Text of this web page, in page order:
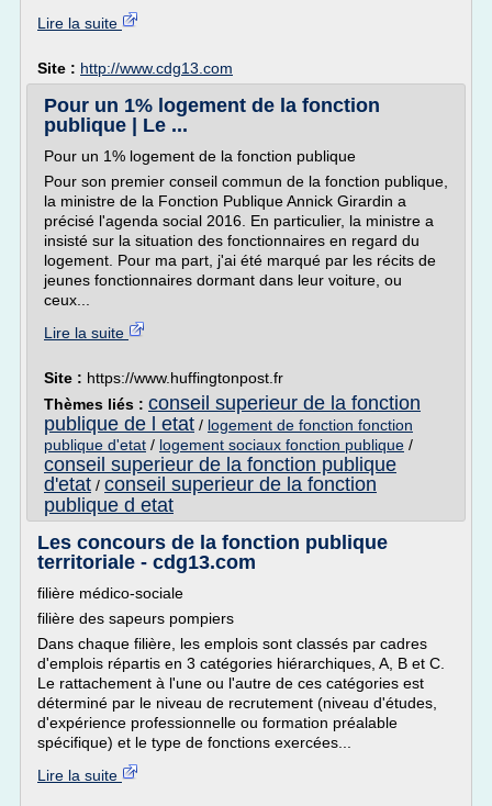
Lire la suite
Site : http://www.cdg13.com
Pour un 1% logement de la fonction
publique | Le ...
Pour un 1% logement de la fonction publique
Pour son premier conseil commun de la fonction publique,
la ministre de la Fonction Publique Annick Girardin a
précisé l'agenda social 2016. En particulier, la ministre a
insisté sur la situation des fonctionnaires en regard du
logement. Pour ma part, j'ai été marqué par les récits de
jeunes fonctionnaires dormant dans leur voiture, ou
ceux...
Lire la suite
Site : https://www.huffingtonpost.fr
Thèmes liés : conseil superieur de la fonction
publique de l etat / logement de fonction fonction
publique d'etat / logement sociaux fonction publique /
conseil superieur de la fonction publique
d'etat / conseil superieur de la fonction
publique d etat
Les concours de la fonction publique
territoriale - cdg13.com
filière médico-sociale
filière des sapeurs pompiers
Dans chaque filière, les emplois sont classés par cadres
d'emplois répartis en 3 catégories hiérarchiques, A, B et C.
Le rattachement à l'une ou l'autre de ces catégories est
déterminé par le niveau de recrutement (niveau d'études,
d'expérience professionnelle ou formation préalable
spécifique) et le type de fonctions exercées...
Lire la suite